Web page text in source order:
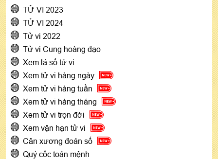
TỬ VI 2023
TỬ VI 2024
Tử vi 2022
Tử vi Cung hoàng đạo
Xem lá số tử vi
Xem tử vi hàng ngày
Xem tử vi hàng tuần
Xem tử vi hàng tháng
Xem tử vi trọn đời
Xem vận hạn tử vi
Cân xương đoán số
Quỷ cốc toán mệnh